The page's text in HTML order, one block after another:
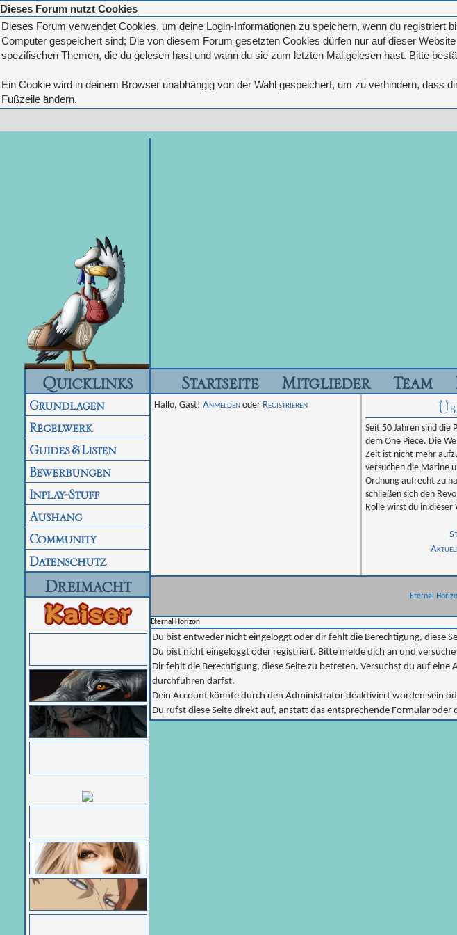
Dieses Forum nutzt Cookies
Dieses Forum verwendet Cookies, um deine Login-Informationen zu speichern, wenn du
Computer gespeichert sind; Die von diesem Forum gesetzten Cookies dürfen nur auf dieser
spezifischen Themen, die du gelesen hast und wann du sie zum letzten Mal gelesen hast. Bitte
Ein Cookie wird in deinem Browser unabhängig von der Wahl gespeichert, um zu verhindern, dass
Fußzeile ändern.
Quicklinks
Grundlagen
Regelwerk
Guides & Listen
Bewerbungen
Inplay-Stuff
Aushang
Community
Datenschutz
Dreimacht
Startseite Mitglieder Team
Hallo, Gast! Anmelden oder Registrieren
Seit 50 Jahren sind die
dem One Piece. Die
Zeit ist nicht mehr
versuchen die Marine
Ordnung aufrecht zu
schließen sich den
Rolle wirst du in dieser
Eternal
Eternal Horizon
Du bist entweder nicht eingeloggt oder dir fehlt die Berechtigung, diese
Du bist nicht eingeloggt oder registriert. Bitte melde dich an und
Dir fehlt die Berechtigung, diese Seite zu betreten. Versuchst du auf
durchführen darfst.
Dein Account könnte durch den Administrator deaktiviert worden sein
Du rufst diese Seite direkt auf, anstatt das entsprechende Formular oder